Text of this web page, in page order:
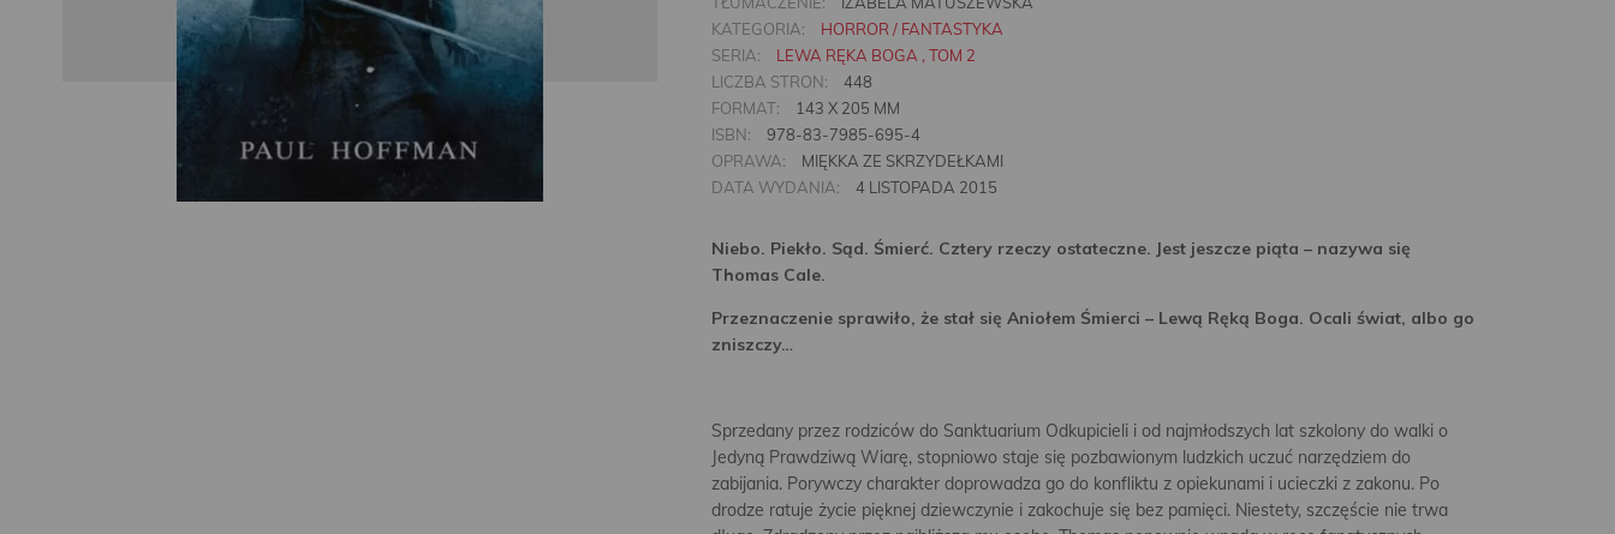
KATEGORIA:
HORROR / FANTASTYKA
SERIA:
LEWA RĘKA BOGA , TOM 2
LICZBA STRON:
448
FORMAT:
143 X 205 MM
ISBN:
978-83-7985-695-4
OPRAWA:
MIĘKKA ZE SKRZYDEŁKAMI
DATA WYDANIA:
4 LISTOPADA 2015
Niebo. Piekło. Sąd. Śmierć. Cztery rzeczy ostateczne. Jest jeszcze piąta – nazywa się
Thomas Cale.
Przeznaczenie sprawiło, że stał się Aniołem Śmierci – Lewą Ręką Boga. Ocali świat, albo go
zniszczy…
Sprzedany przez rodziców do Sanktuarium Odkupicieli i od najmłodszych lat szkolony do walki o
Jedyną Prawdziwą Wiarę, stopniowo staje się pozbawionym ludzkich uczuć narzędziem do
zabijania. Porywczy charakter doprowadza go do konfliktu z opiekunami i ucieczki z zakonu. Po
drodze ratuje życie pięknej dziewczynie i zakochuje się bez pamięci. Niestety, szczęście nie trwa